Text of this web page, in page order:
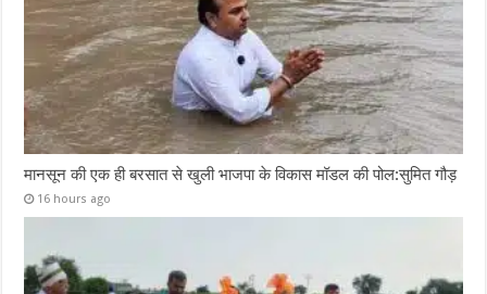
मानसून की एक ही बरसात से खुली भाजपा के विकास मॉडल की पोल:सुमित गौड़
16 hours ago